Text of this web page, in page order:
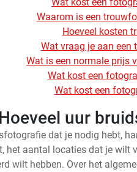
Waarom is een
Hoeveel kosten
Wat vraag je aan een
Wat is een normale prijs
Wat kost een
Wat kost een
Hoeveel uur
dat je nodig hebt,
het aantal locaties dat je wilt
wilt hebben. Over het